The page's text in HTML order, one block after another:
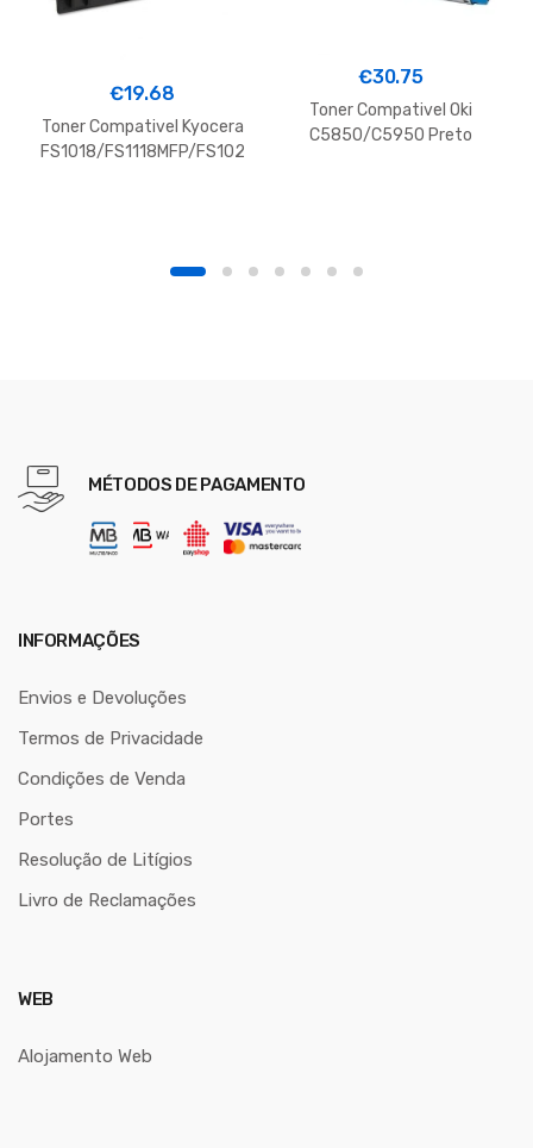
€19.68
Toner Compativel Kyocera
FS1018/FS1118MFP/FS102
€30.75
Toner Compativel Oki
C5850/C5950 Preto
MÉTODOS DE PAGAMENTO
INFORMAÇÕES
Envios e Devoluções
Termos de Privacidade
Condições de Venda
Portes
Resolução de Litígios
Livro de Reclamações
WEB
Alojamento Web